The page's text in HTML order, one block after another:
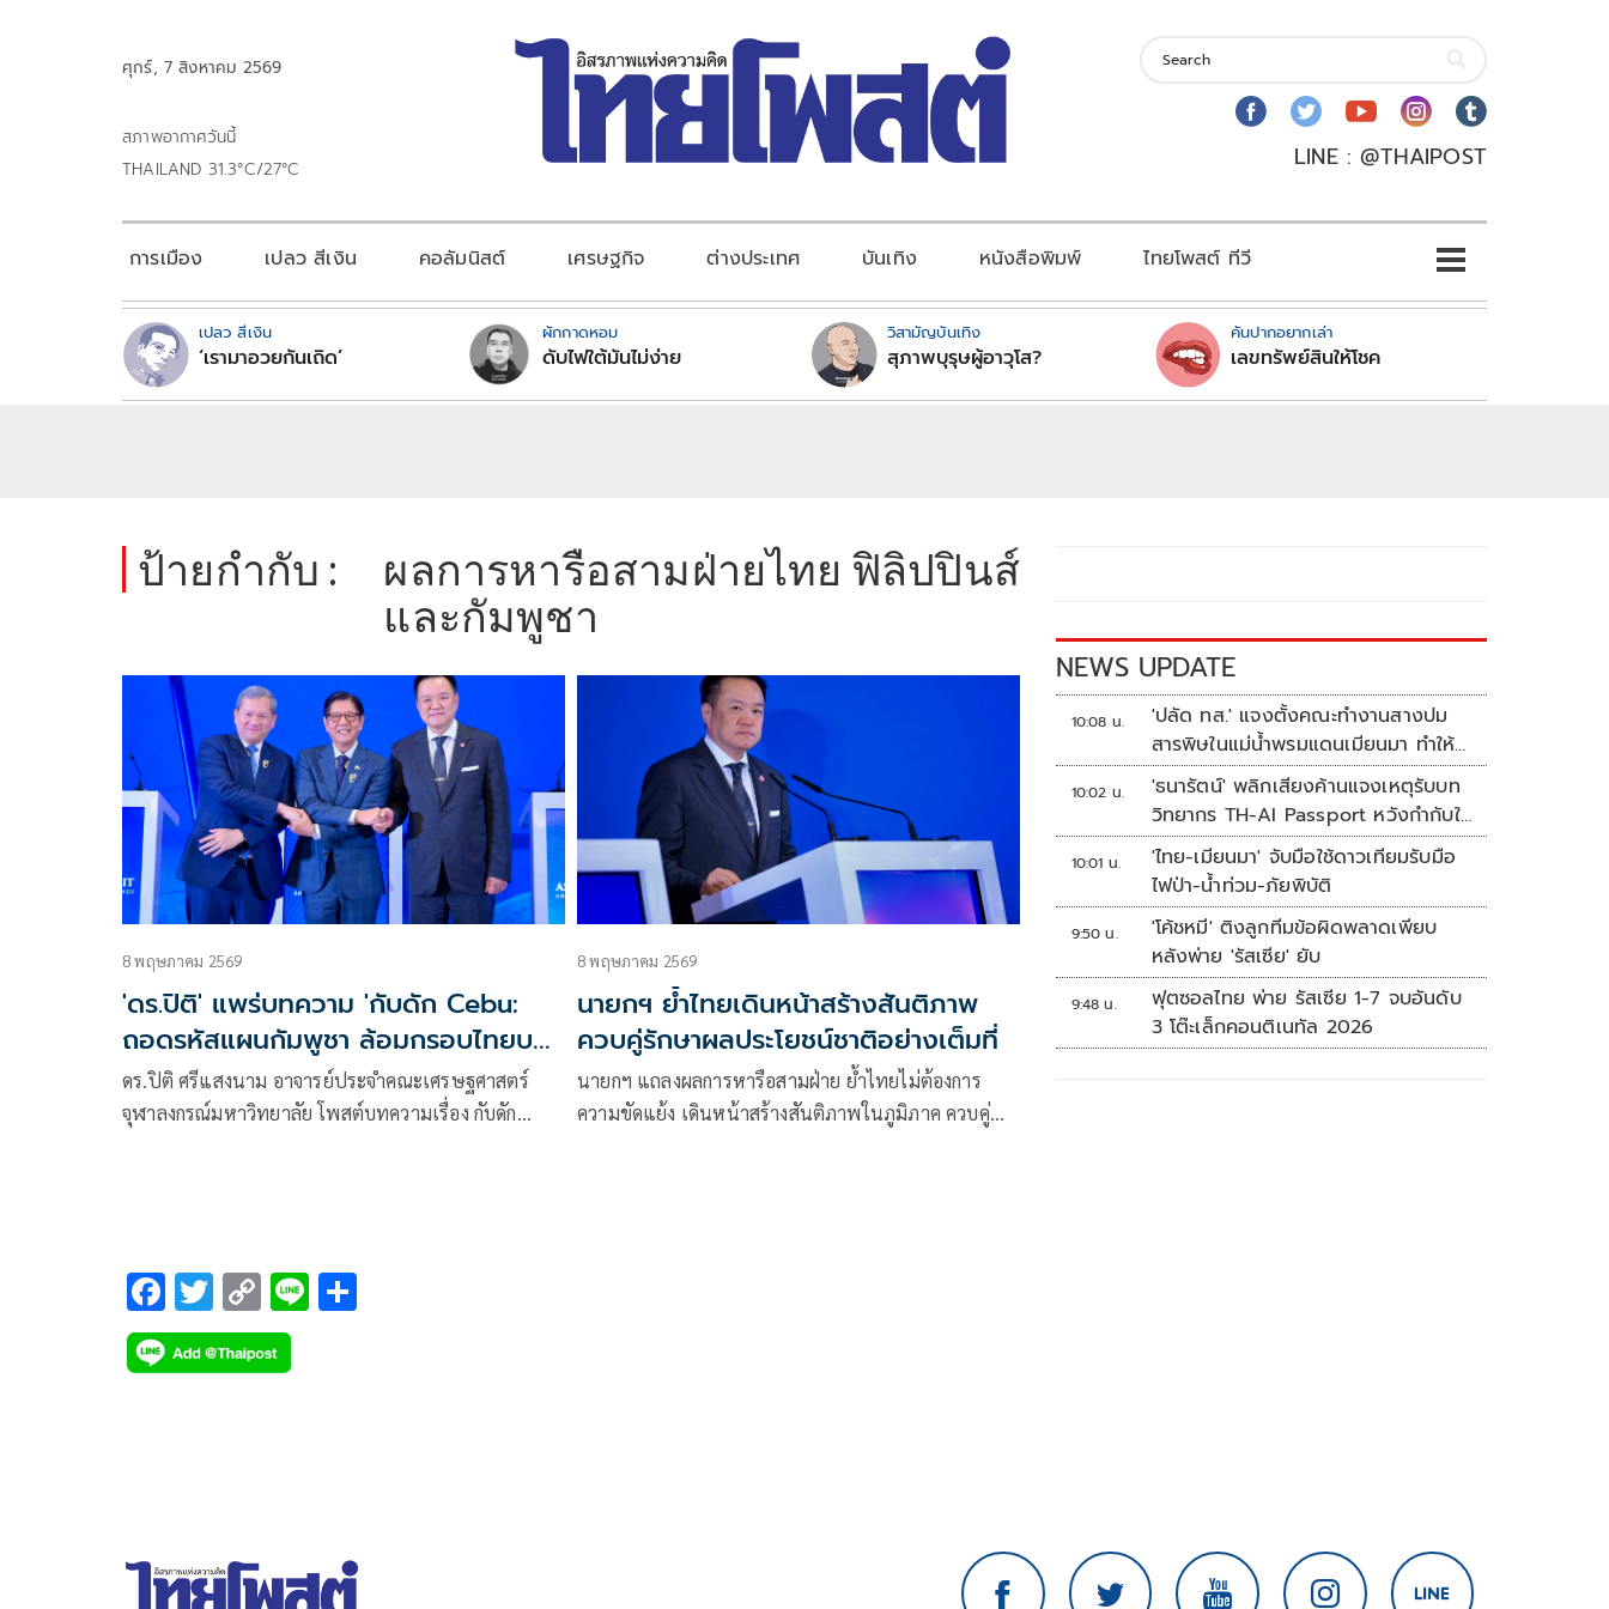
ศุกร์, 7 สิงหาคม 2569
สภาพอากาศวันนี้
THAILAND 31.3°C/27°C
LINE : @THAIPOST
การเมือง เปลว สีเงิน คอลัมนิสต์ เศรษฐกิจ ต่างประเทศ บันเทิง หนังสือพิมพ์ ไทยโพสต์ ทีวี
เปลว สีเงิน
‘เรามาอวยกันเถิด’
ผักกาดหอม
ดับไฟใต้มันไม่ง่าย
วิสามัญบันเทิง
สุภาพบุรุษผู้อาวุโส?
คันปากอยากเล่า
เลขทรัพย์สินให้โชค
ป้ายกำกับ :
ผลการหารือสามฝ่ายไทย ฟิลิปปินส์
และกัมพูชา
8 พฤษภาคม 2569
'ดร.ปิติ' แพร่บทความ 'กับดัก Cebu:
ถอดรหัสแผนกัมพูชา ล้อมกรอบไทยบน
เวทีโลก'
ดร.ปิติ ศรีแสงนาม อาจารย์ประจำคณะเศรษฐศาสตร์
จุฬาลงกรณ์มหาวิทยาลัย โพสต์บทความเรื่อง กับดัก
8 พฤษภาคม 2569
นายกฯ ย้ำไทยเดินหน้าสร้างสันติภาพ
ควบคู่รักษาผลประโยชน์ชาติอย่างเต็มที่
นายกฯ แถลงผลการหารือสามฝ่าย ย้ำไทยไม่ต้องการ
ความขัดแย้ง เดินหน้าสร้างสันติภาพในภูมิภาค ควบคู่
F
ac
e
T
wi
tt
C
o
p
Li
NEWS UPDATE
10:08 น.
'ปลัด ทส.' แจงตั้งคณะทำงานสางปม
สารพิษในแม่น้ำพรมแดนเมียนมา ทำให้
แก้ปัญหารวดเร็ว
10:02 น.
'ธนารัตน์' พลิกเสียงค้านแจงเหตุรับบท
วิทยากร TH-AI Passport หวังกำกับใช้
งบเหมาะสม ชูจุดเด่นคนไทยได้ใช้ AI
ระดับโปร ลดเหลื่อมล้ำทางเทคโนโลยี
เซฟงบไปกว่า900ล้าน เชื่อหากใช้เต็มที่
เอกชนขาดทุนย่อยยับ
10:01 น.
'ไทย-เมียนมา' จับมือใช้ดาวเทียมรับมือ
ไฟป่า-น้ำท่วม-ภัยพิบัติ
9:50 น.
'โค้ชหมี' ติงลูกทีมข้อผิดพลาดเพียบ
หลังพ่าย 'รัสเซีย' ยับ
9:48 น.
ฟุตซอลไทย พ่าย รัสเซีย 1-7 จบอันดับ
3 โต๊ะเล็กคอนติเนทัล 2026